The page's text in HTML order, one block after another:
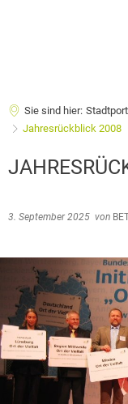
Sie sind hier:
Jahresrückblick 2008
3. September 2025 von